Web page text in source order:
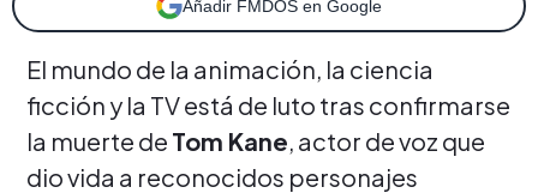
Añadir FMDOS en Google
El mundo de la animación, la ciencia
ficción y la TV está de luto tras confirmarse
la muerte de Tom Kane, actor de voz que
dio vida a reconocidos personajes